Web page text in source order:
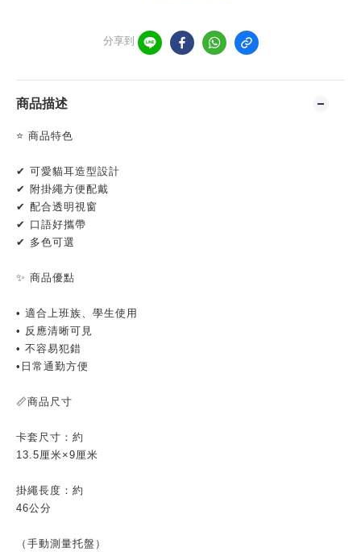
分享到
商品描述
⭐ 商品特色
✔ 可愛貓耳造型設計
✔ 附掛繩方便配戴
✔ 配合透明視窗
✔ 口語好攜帶
✔ 多色可選
✨ 商品優點
• 適合上班族、學生使用
• 反應清晰可見
• 不容易犯錯
•日常通勤方便
📏商品尺寸
卡套尺寸：約
13.5厘米×9厘米
掛繩長度：約
46公分
（手動測量托盤）